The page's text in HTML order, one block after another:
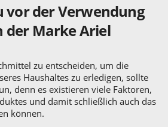
vor der Verwendung
der Marke Ariel
zu entscheiden, um die
Haushaltes zu erledigen, sollte
denn es existieren viele Faktoren,
und damit schließlich auch das
können.